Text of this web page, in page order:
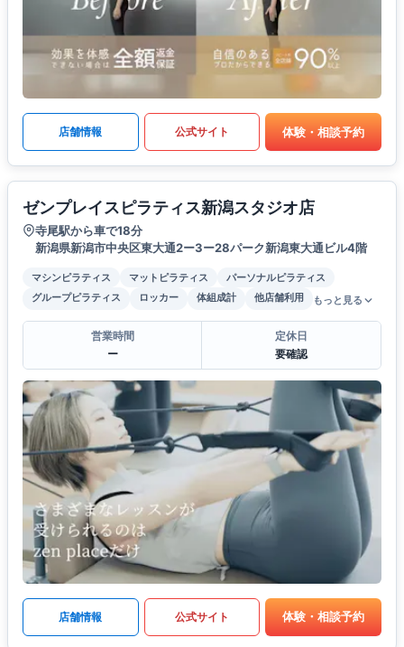
店舗情報 公式サイト 体験・相談予約
ゼンプレイスピラティス新潟スタジオ店
寺尾駅から車で18分
新潟県新潟市中央区東大通2ー3ー28パーク新潟東大通ビル4階
マシンピラティス マットピラティス
パーソナルピラティス
グループピラティス
ロッカー 体組成計 他店舗利用 もっと見る
営業時間
ー
定休日
要確認
店舗情報 公式サイト 体験・相談予約